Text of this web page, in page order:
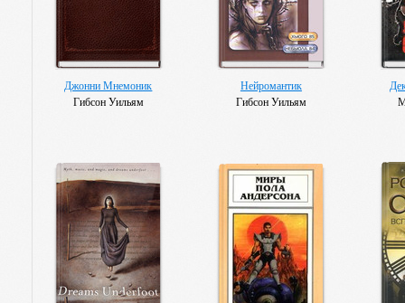
Джонни Мнемоник
Гибсон Уильям
Нейромантик
Гибсон Уильям